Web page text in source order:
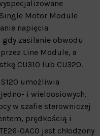
Motor Module
napięcia
zasilanie obwodu
Line Module, a
CU310 lub CU320.
umożliwia
i wieloosiowych,
w szafie sterowniczej
prędkością i
0AC0 jest chłodzony